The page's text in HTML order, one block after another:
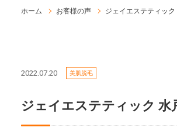
ホーム お客様の声 ジェイエステティッ
2022.07.20 美肌脱毛
ジェイエステティック